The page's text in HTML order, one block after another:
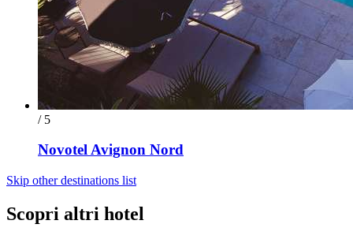
/ 5
Novotel Avignon Nord
Skip other destinations list
Scopri altri hotel